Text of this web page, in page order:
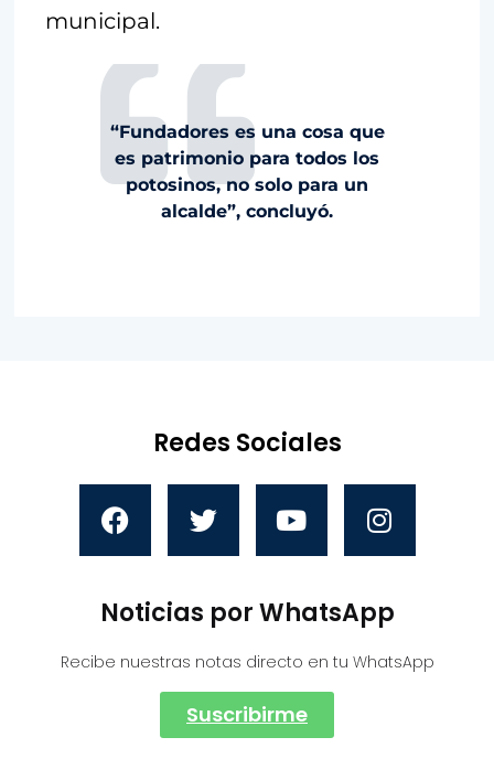
municipal.
“Fundadores es una cosa que
es patrimonio para todos los
potosinos, no solo para un
alcalde”, concluyó.
Redes Sociales
Noticias por WhatsApp
Recibe nuestras notas directo en tu WhatsApp
Suscribirme